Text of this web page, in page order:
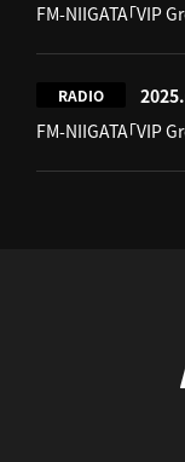
FM-NIIGATA「VIP
RADIO
FM-NIIGATA「VIP